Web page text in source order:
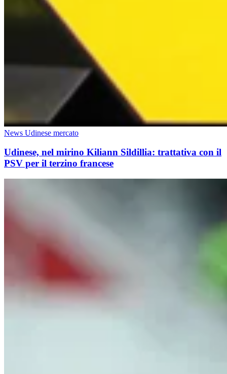
News Udinese mercato
Udinese, nel mirino Kiliann Sildillia: trattativa con il
PSV per il terzino francese